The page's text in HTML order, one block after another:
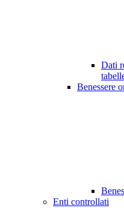
Dati
Benessere
Enti controllati